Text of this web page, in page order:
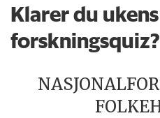
Klarer du ukens
forskningsquiz?